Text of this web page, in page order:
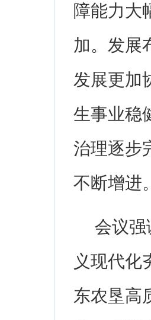
障能力大
加。发展
发展更加
生事业稳
治理逐步
不断增进
会议强
义现代化
东农垦高